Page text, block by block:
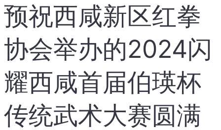
预祝西咸新区红拳
协会举办的2024闪
耀西咸首届伯瑛杯
传统武术大赛圆满